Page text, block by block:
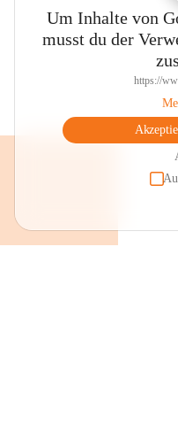
Um Inhalte von
musst du der
https://